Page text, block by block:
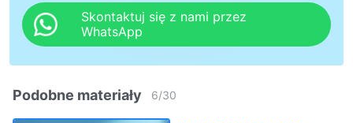
Skontaktuj się z nami przez
WhatsApp
Podobne materiały 6/30